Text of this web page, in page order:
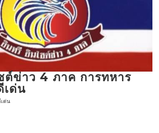
ต์ข่าว 4 ภาค การทหาร
เด่น
ด่น